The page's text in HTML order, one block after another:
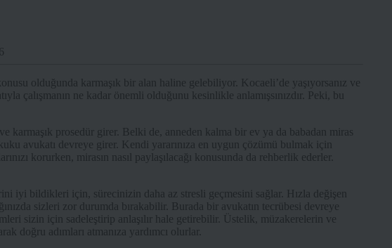
olduğunda karmaşık bir alan haline gelebiliyor. Kocaeli’de yaşıyorsanız ve
çalışmanın ne kadar önemli olduğunu kesinlikle anlamışsınızdır. Peki, bu
karmaşık prosedür girer. Belki de, anneden kalma bir ev ya da babadan miras
avukatı devreye girer. Kendi yararınıza en uygun çözümü bulmak için
korurken, mirasın nasıl paylaşılacağı konusunda da rehberlik ederler.
iyi bildikleri için, sürecinizin daha az stresli geçmesini sağlar. Hızla değişen
sizleri zor durumda bırakabilir. Burada bir avukatın tecrübesi devreye
sizin için sadeleştirip anlaşılır hale getirebilir. Üstelik, müzakerelerin ve
doğru adımları atmanıza yardımcı olurlar.